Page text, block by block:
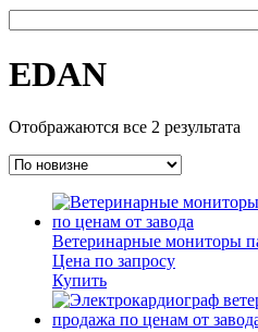
EDAN
Отображаются все 2 результата
Ветеринарные мониторы
Цена по запросу
Купить